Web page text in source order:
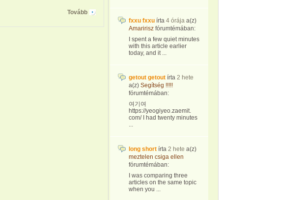
Tovább
fxxu fxxu írta 4 órája a(z)
Amaririsz fórumtémában:
I spent a few quiet minutes
with this article earlier
today, and it ...
getout getout írta 2 hete
a(z) Segítség !!!!!
fórumtémában:
여기여
https://yeogiyeo.zaemit.
com/ I had twenty minutes
...
long short írta 2 hete a(z)
meztelen csiga ellen
fórumtémában:
I was comparing three
articles on the same topic
when you ...